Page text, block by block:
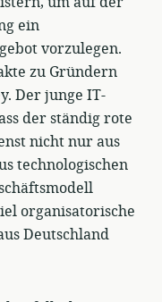
ein
vorzulegen.
zu Gründern
Der junge IT-
der ständig rote
nicht nur aus
technologischen
organisatorische
Deutschland